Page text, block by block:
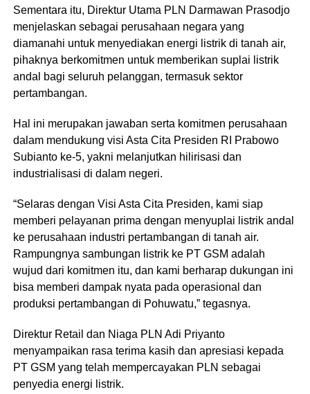
Sementara itu, Direktur Utama PLN Darmawan Prasodjo
menjelaskan sebagai perusahaan negara yang
diamanahi untuk menyediakan energi listrik di tanah air,
pihaknya berkomitmen untuk memberikan suplai listrik
andal bagi seluruh pelanggan, termasuk sektor
pertambangan.
Hal ini merupakan jawaban serta komitmen perusahaan
dalam mendukung visi Asta Cita Presiden RI Prabowo
Subianto ke-5, yakni melanjutkan hilirisasi dan
industrialisasi di dalam negeri.
“Selaras dengan Visi Asta Cita Presiden, kami siap
memberi pelayanan prima dengan menyuplai listrik andal
ke perusahaan industri pertambangan di tanah air.
Rampungnya sambungan listrik ke PT GSM adalah
wujud dari komitmen itu, dan kami berharap dukungan ini
bisa memberi dampak nyata pada operasional dan
produksi pertambangan di Pohuwatu,” tegasnya.
Direktur Retail dan Niaga PLN Adi Priyanto
menyampaikan rasa terima kasih dan apresiasi kepada
PT GSM yang telah mempercayakan PLN sebagai
penyedia energi listrik.